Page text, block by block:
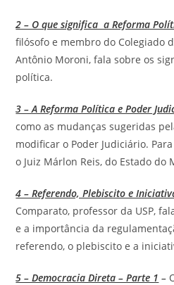
2 – O que significa a Reforma
filósofo e membro do Colegiado
Antônio Moroni, fala sobre os
política.
3 – A Reforma Política e Poder
como as mudanças sugeridas
modificar o Poder Judiciário.
o Juiz Márlon Reis, do Estado do
4 – Referendo, Plebiscito e
Comparato, professor da USP,
e a importância da
referendo, o plebiscito e a
5 – Democracia Direta – Parte 1 –